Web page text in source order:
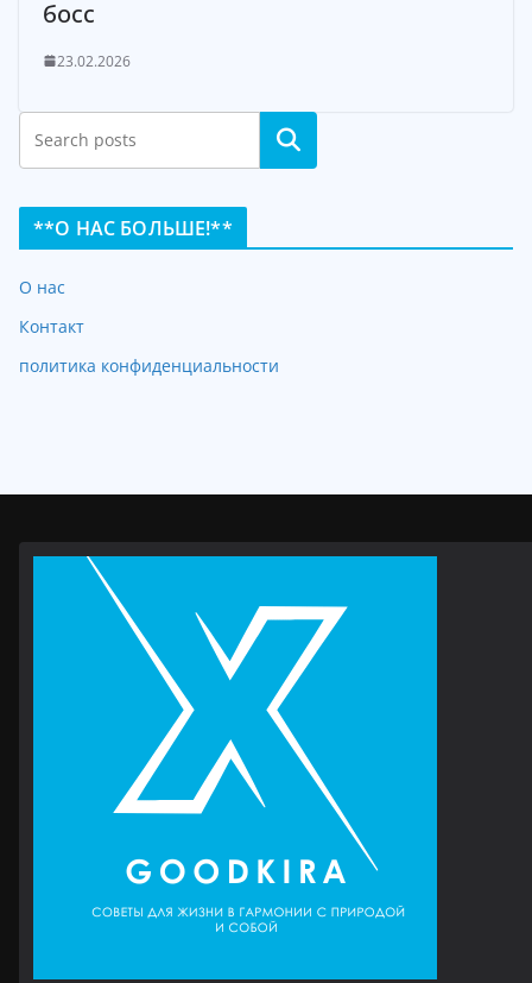
босс
23.02.2026
Search
**О НАС БОЛЬШЕ!**
О нас
Контакт
политика конфиденциальности